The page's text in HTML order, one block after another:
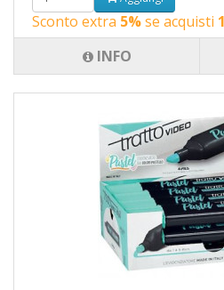
Sconto extra 5%se acquisti
INFO